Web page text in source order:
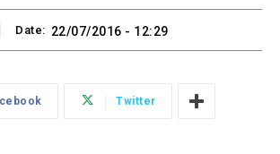
Date: 22/07/2016 - 12:29
Twitter